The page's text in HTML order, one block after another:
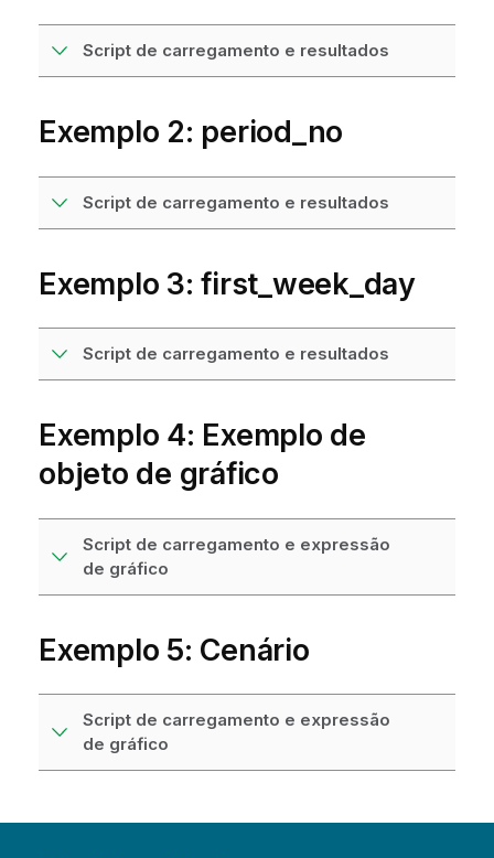
Script de carregamento e resultados
Exemplo 2: period_no
Script de carregamento e resultados
Exemplo 3: first_week_day
Script de carregamento e resultados
Exemplo 4: Exemplo de
objeto de gráfico
Script de carregamento e expressão
de gráfico
Exemplo 5: Cenário
Script de carregamento e expressão
de gráfico